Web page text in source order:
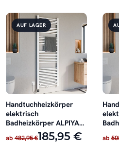
AUF LAGER
Handtuchheizkörper
elektrisch
Badheizkörper ALPIYA
Weiß inkl. Heizstab
ab 482,95 €185,95 € ab